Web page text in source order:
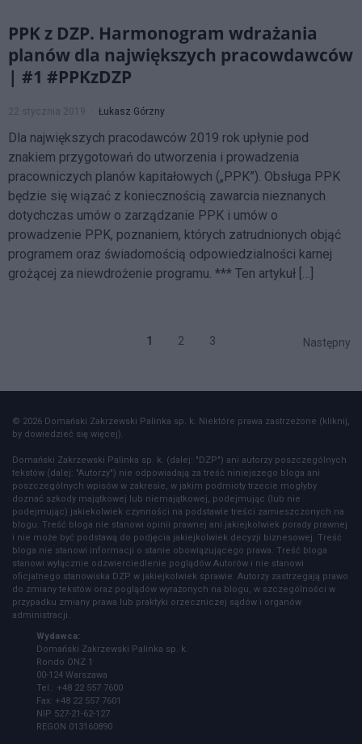
PPK z DZP. Harmonogram wdrażania
planów dla największych pracowdawców
| #1 #PPKzDZP
22 stycznia 2019 Łukasz Górzny
Dla największych pracodawców 2019 rok upłynie pod
znakiem przygotowań do utworzenia i prowadzenia
pracowniczych planów kapitałowych („PPK”). Obsługa PPK
będzie się wiązać z koniecznością zawarcia nieznanych
dotychczas umów o zarządzanie PPK i umów o
prowadzenie PPK, poznaniem, których zatrudnionych objąć
programem oraz świadomością odpowiedzialności karnej
grożącej za niewdrożenie programu. *** Ten artykuł […]
1 2 3 Następny
© 2026 Domański Zakrzewski Palinka sp. k. Niektóre prawa zastrzeżone (kliknij,
by dowiedzieć się więcej).
Domański Zakrzewski Palinka sp. k. (dalej: "DZP") ani autorzy poszczególnych
tekstów (dalej: "Autorzy") nie odpowiadają za treść niniejszego bloga ani
poszczególnych wpisów w zakresie, w jakim podmioty trzecie mogłyby
doznać szkody majątkowej lub niemajątkowej, podejmując (lub nie
podejmując) jakiekolwiek czynności na podstawie treści zamieszczonych na
blogu. Treść bloga nie stanowi opinii prawnej ani jakiejkolwiek porady prawnej
i nie może być podstawą do podjęcia jakiejkolwiek decyzji biznesowej. Treść
bloga nie stanowi informacji o stanie obowiązującego prawa. Treść bloga
stanowi wyłącznie odzwierciedlenie poglądów Autorów i nie stanowi
oficjalnego stanowiska DZP w jakiejkolwiek sprawie. Autorzy zastrzegają prawo
do zmiany tekstów oraz poglądów wyrażonych na blogu, w szczególności w
przypadku zmiany prawa lub praktyki orzeczniczej sądów i organów
administracji.
Wydawca:
Domański Zakrzewski Palinka sp. k.
Rondo ONZ 1
00-124 Warszawa
Tel.: +48 22 557 7600
Fax: +48 22 557 7601
NIP 527-21-62-127
REGON 013160890